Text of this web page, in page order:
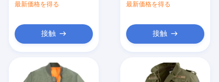
保護 労働 靴
バックパックのハイキング
屋外保護装置
最新価格を得る
接触
最新価格を得る
接触